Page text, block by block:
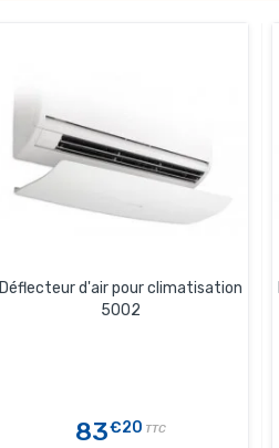
Déflecteur d'air pour climatisation
5002
83€20 TTC